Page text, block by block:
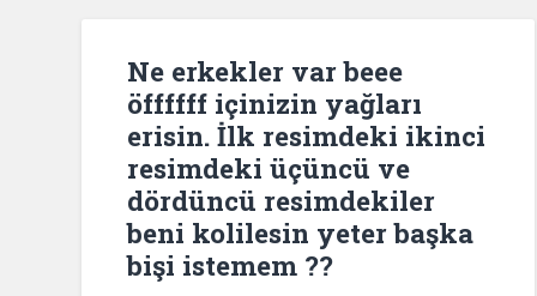
Ne erkekler var beee
öffffff içinizin yağları
erisin. İlk resimdeki ikinci
resimdeki üçüncü ve
dördüncü resimdekiler
beni kolilesin yeter başka
bişi istemem ??